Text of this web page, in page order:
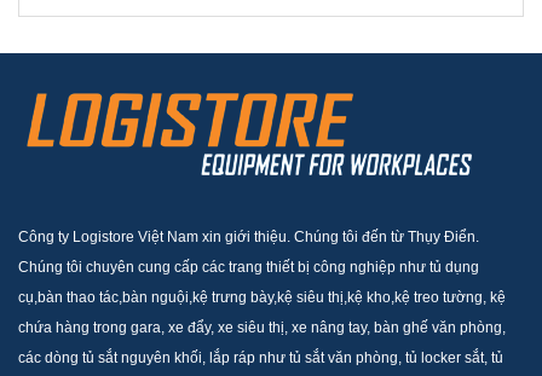
Công ty Logistore Việt Nam xin giới thiệu. Chúng tôi đến từ Thụy Điển.
Chúng tôi chuyên cung cấp các trang thiết bị công nghiệp như tủ dụng
cụ,bàn thao tác,bàn nguội,kệ trưng bày,kệ siêu thị,kệ kho,kệ treo tường, kệ
chứa hàng trong gara, xe đẩy, xe siêu thị, xe nâng tay, bàn ghế văn phòng,
các dòng tủ sắt nguyên khối, lắp ráp như tủ sắt văn phòng, tủ locker sắt, tủ